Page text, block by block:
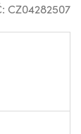
CZ04282507